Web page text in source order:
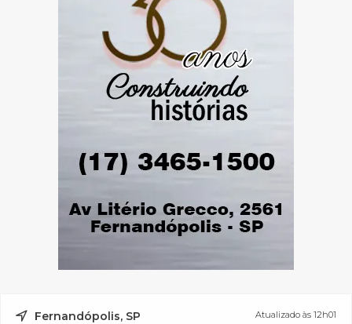
Fernandópolis, SP Atualizado às 12h01